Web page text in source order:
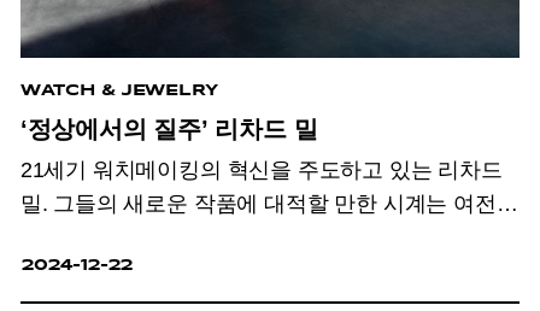
WATCH & JEWELRY
‘정상에서의 질주’ 리차드 밀
21세기 워치메이킹의 혁신을 주도하고 있는 리차드
밀. 그들의 새로운 작품에 대적할 만한 시계는 여전히
2024-12-22